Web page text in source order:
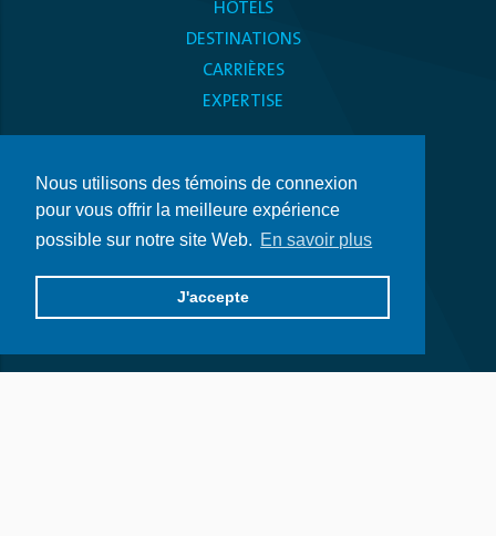
Nous utilisons des témoins de connexion
pour vous offrir la meilleure expérience
possible sur notre site Web. En savoir plus
J'accepte
HÔTELS
DESTINATIONS
CARRIÈRES
EXPERTISE
Nous joindre
514.509.5500